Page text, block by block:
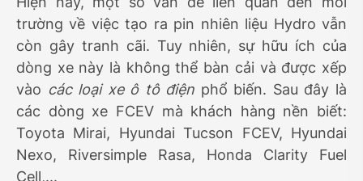
trường về việc tạo ra pin nhiên liệu Hydro vẫn
còn gây tranh cãi. Tuy nhiên, sự hữu ích của
dòng xe này là không thể bàn cải và được xếp
vào các loại xe ô tô điện phổ biến. Sau đây là
các dòng xe FCEV mà khách hàng nền biết:
Toyota Mirai, Hyundai Tucson FCEV, Hyundai
Nexo, Riversimple Rasa, Honda Clarity Fuel
Cell,...